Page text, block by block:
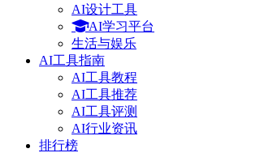
AI设计工具
AI学习平台
生活与娱乐
AI工具指南
AI工具教程
AI工具推荐
AI工具评测
AI行业资讯
排行榜